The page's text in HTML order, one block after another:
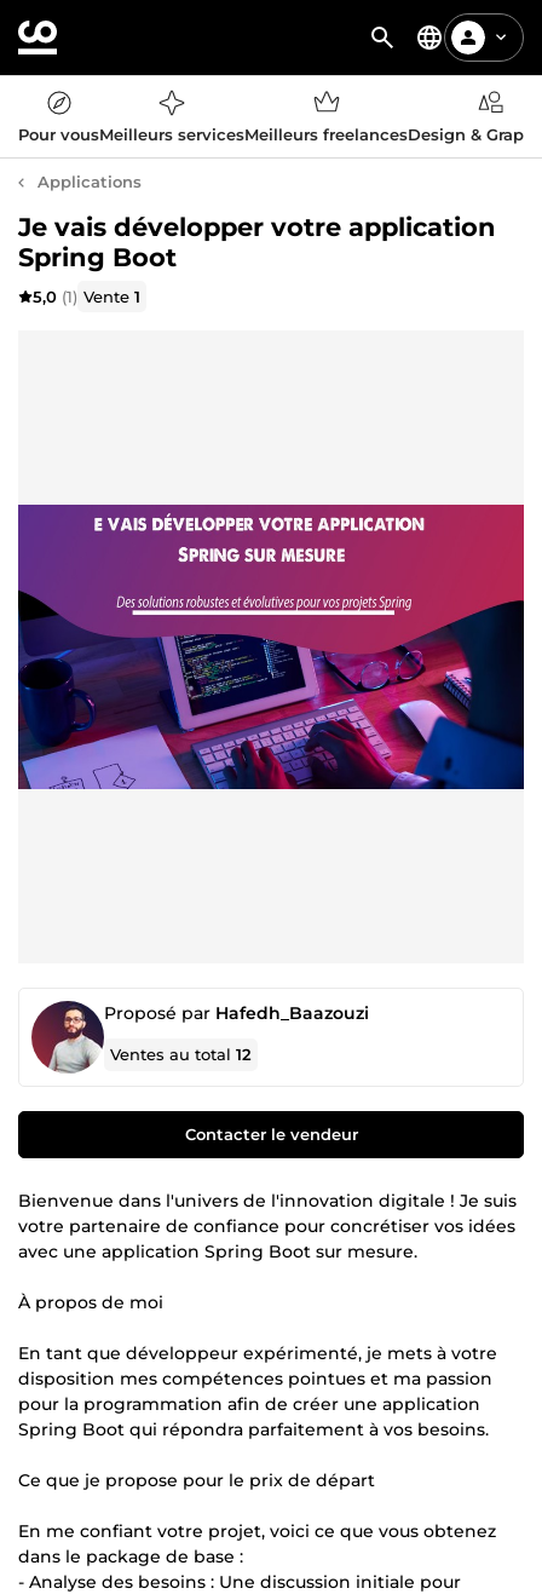
Pour vousMeilleurs servicesMeilleurs freelancesDesign &
Applications
Je vais développer votre application
Spring Boot
5,0 (1) Vente1
Proposé par Hafedh_Baazouzi
Ventes au total12
Contacter le vendeur
Bienvenue dans l'univers de l'innovation digitale ! Je suis
votre partenaire de confiance pour concrétiser vos idées
avec une application Spring Boot sur mesure.
À propos de moi
En tant que développeur expérimenté, je mets à votre
disposition mes compétences pointues et ma passion
pour la programmation afin de créer une application
Spring Boot qui répondra parfaitement à vos besoins.
Ce que je propose pour le prix de départ
En me confiant votre projet, voici ce que vous obtenez
dans le package de base :
- Analyse des besoins : Une discussion initiale pour